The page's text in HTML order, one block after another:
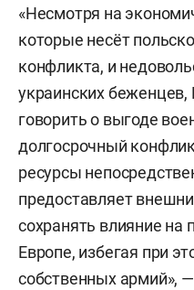
«Несмотря на
которые несёт
конфликта, и
украинских беженцев,
говорить о выгоде
долгосрочный
ресурсы
предоставляет
сохранять влияние на
Европе, избегая при
собственных армий»,